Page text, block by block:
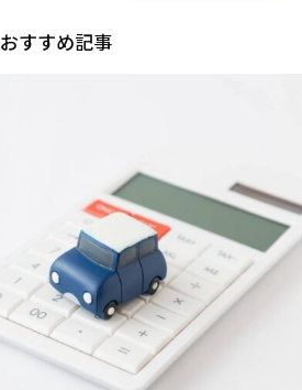
おすすめ記事